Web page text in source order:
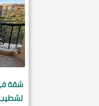
شقة
تشطيب